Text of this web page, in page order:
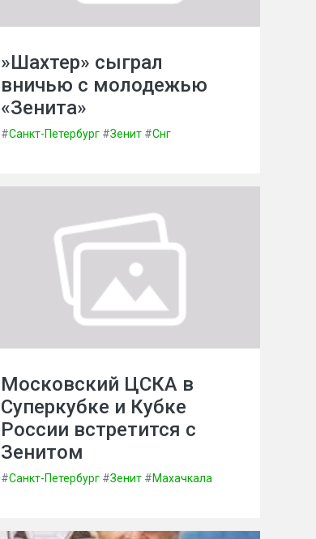
»Шахтер» сыграл
вничью с молодежью
«Зенита»
#Санкт-Петербург #Зенит #Снг
Московский ЦСКА в
Суперкубке и Кубке
России встретится с
Зенитом
#Санкт-Петербург #Зенит #Махачкала